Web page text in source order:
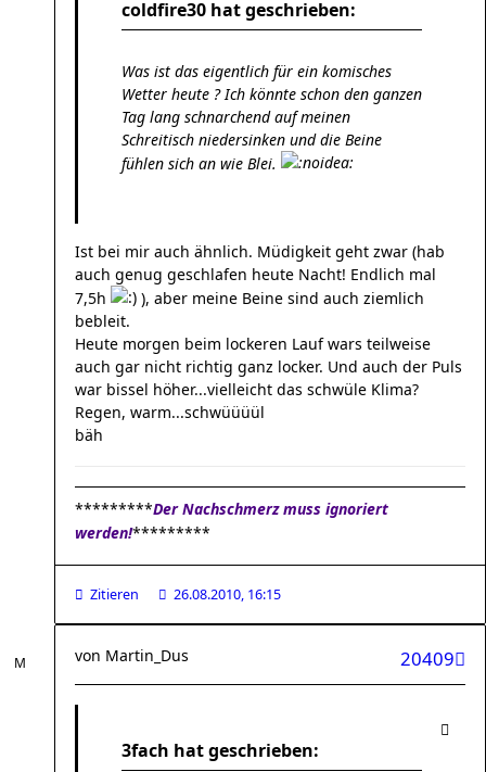
coldfire30 hat geschrieben:
Was ist das eigentlich für ein komisches
Wetter heute ? Ich könnte schon den ganzen
Tag lang schnarchend auf meinen
Schreitisch niedersinken und die Beine
fühlen sich an wie Blei.
Ist bei mir auch ähnlich. Müdigkeit geht zwar (hab
auch genug geschlafen heute Nacht! Endlich mal
7,5h
), aber meine Beine sind auch ziemlich
bebleit.
Heute morgen beim lockeren Lauf wars teilweise
auch gar nicht richtig ganz locker. Und auch der Puls
war bissel höher...vielleicht das schwüle Klima?
Regen, warm...schwüüüül
bäh
*********Der Nachschmerz muss ignoriert
werden!*********
Zitieren 26.08.2010, 16:15
20409
von Martin_Dus
3fach hat geschrieben: